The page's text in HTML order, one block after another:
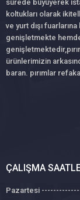
sürede büyüyerek
koltukları olarak
ve yurt dışı
genişletmekte
ürünlerimizin
baran. pırımlar
ÇALIŞMA
Pazartesi